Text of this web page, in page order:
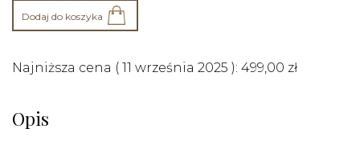
Dodaj do koszyka
Najniższa cena ( 11 września 2025 ): 499,00 zł
Opis